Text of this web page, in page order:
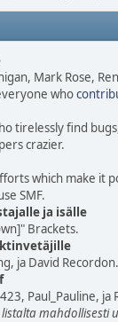
Mark Rose,
who
tirelessly find
crazier.
which make it
SMF.
ja isälle
Brackets.
ja David Recordon.
Paul_Pauline, ja
mahdollisesti